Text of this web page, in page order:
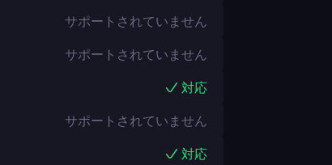
サポートされていません
サポートされていません
対応
サポートされていません
対応